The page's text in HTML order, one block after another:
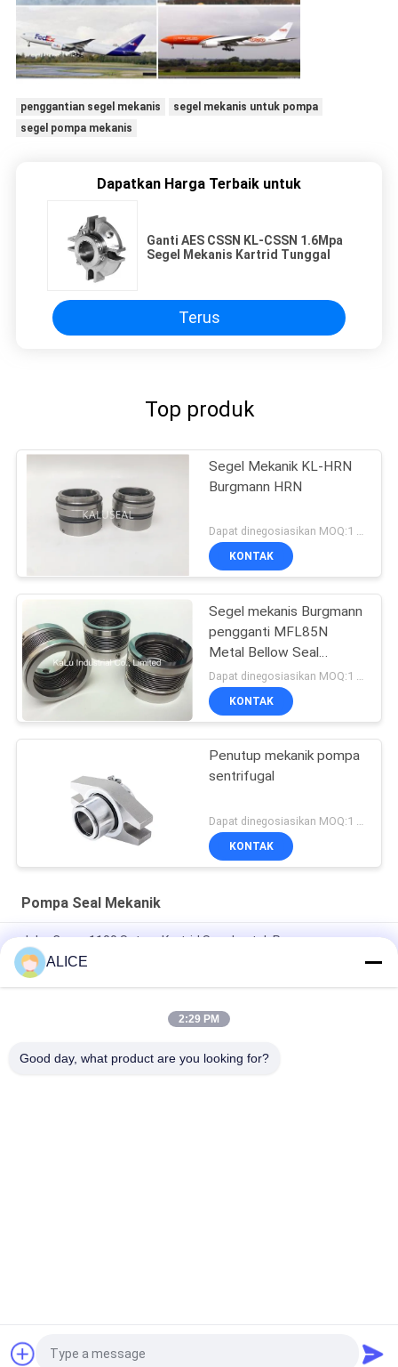
penggantian segel mekanis
segel mekanis untuk pompa
segel pompa mekanis
Dapatkan Harga Terbaik untuk
Ganti AES CSSN KL-CSSN 1.6Mpa
Segel Mekanis Kartrid Tunggal
Terus
Top produk
Segel Mekanik KL-HRN
Burgmann HRN
Dapat dinegosiasikan MOQ:1 set
KONTAK
Segel mekanis Burgmann
pengganti MFL85N
Metal Bellow Seal
berkualitas tinggi
Dapat dinegosiasikan MOQ:1 set
KONTAK
Penutup mekanik pompa
sentrifugal
KONTAK
Pompa Seal Mekanik
John Crane 1100 Setara Kartrid Segel untuk Pemasangan
Mudah dan Segel Mekanik Pompa yang Disesuaikan
Segel mekanik 22mm LOWARA-22-X segel pompa
KL-C2PP Flowserve ISC2PP Cartridge Type Mechanical Seal
Quote request suatu
ALICE
2:29 PM
Good day, what product are you looking for?